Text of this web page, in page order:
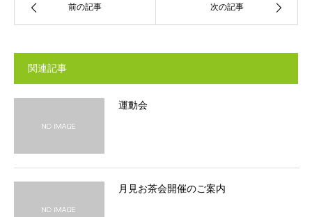
前の記事 次の記事
関連記事
運動会
月見お茶会開催のご案内